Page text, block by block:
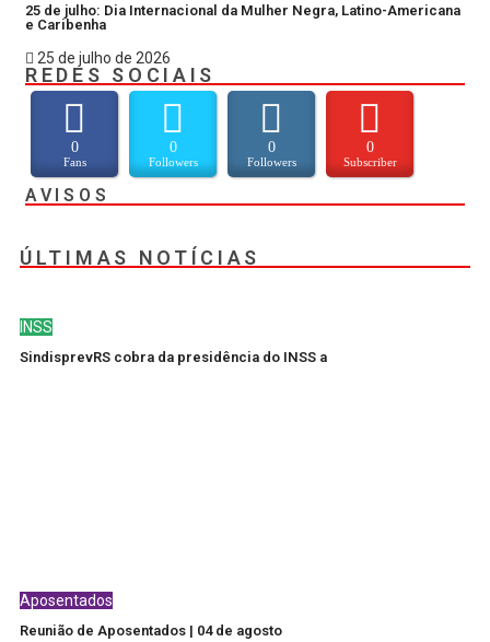
25 de julho: Dia Internacional da Mulher Negra, Latino-Americana
e Caribenha
25 de julho de 2026
REDES SOCIAIS
0
Fans
0
Followers
0
Followers
0
Subscriber
AVISOS
ÚLTIMAS NOTÍCIAS
INSS
SindisprevRS cobra da presidência do INSS a
Aposentados
Reunião de Aposentados | 04 de agosto